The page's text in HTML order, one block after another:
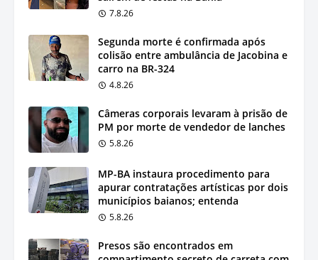
7.8.26
Segunda morte é confirmada após
colisão entre ambulância de Jacobina e
carro na BR-324
4.8.26
Câmeras corporais levaram à prisão de
PM por morte de vendedor de lanches
5.8.26
MP-BA instaura procedimento para
apurar contratações artísticas por dois
municípios baianos; entenda
5.8.26
Presos são encontrados em